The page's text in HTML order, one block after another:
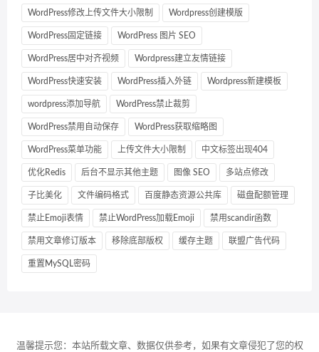
WordPress修改上传文件大小限制 Wordpress创建模版
WordPress固定链接 WordPress 图片 SEO
WordPress居中对齐视频 Wordpress建立友情链接
WordPress快速安装 WordPress插入外链 Wordpress新建模板
wordpress添加导航 WordPress禁止裁剪
WordPress禁用自动保存 WordPress获取缩略图
WordPress菜单功能 上传文件大小限制 中文标签出现404
优化Redis 后台不显示其他主题 图像 SEO 多站点修改
子比美化 文件编码格式 百度静态资源公共库 磁盘配额管理
禁止Emoji表情 禁止WordPress加载Emoji 禁用scandir函数
禁用文章修订版本 移除底部版权 缓存主题 联盟广告代码
重置MySQL密码
温馨提示您：本站所载文章、数据仅供参考，如果有文章侵犯了您的权